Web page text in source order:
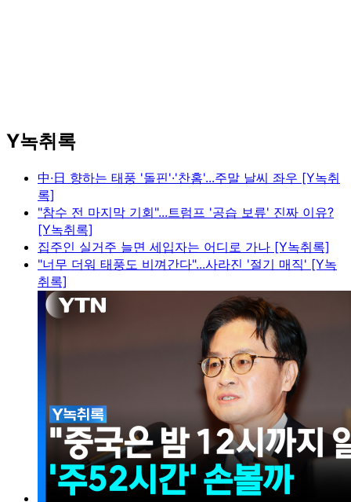
Y녹취록
中·日 향하는 태풍 '돌핀'·'찬홈'...주말 날씨 좌우 [Y녹취
록]
"참수 전 마지막 기회"...트럼프 '공습 보류' 진짜 이유?
[Y녹취록]
집주인 실거주 늘면 세입자는 어디로 가나 [Y녹취록]
"너무 더워 태풍도 비껴간다"...사라진 '절기 매직' [Y녹
취록]